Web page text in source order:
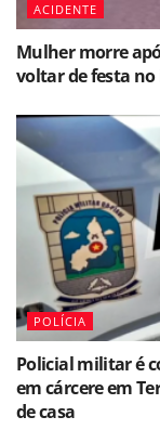
ACIDENTE
Mulher morre
voltar de festa
POLÍCIA
Policial militar é
em cárcere em
de casa